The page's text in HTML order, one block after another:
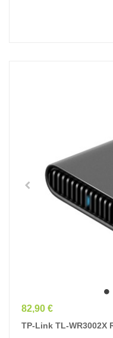
Prix
82,90 €
TP-Link TL-WR3002X